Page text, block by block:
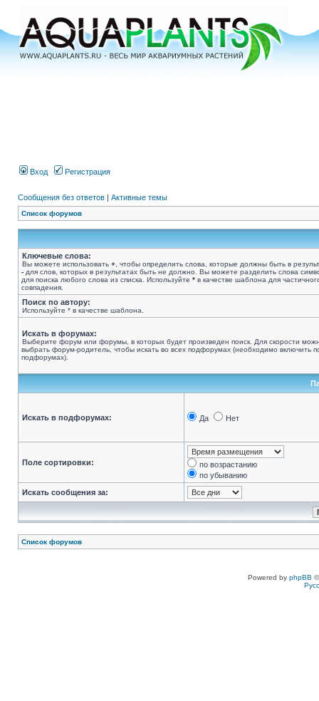
Вход Регистрация
Сообщения без ответов | Активные темы
Список форумов
Ключевые слова:
Вы можете использовать + , чтобы определить слова, которые должны быть в
- для слов, которых в результатах быть не должно. Вы можете разделить слова
для поиска любого слова из списка. Используйте * в качестве шаблона для
совпадения.
Поиск по автору:
Используйте * в качестве шаблона.
Искать в форумах:
Выберите форум или форумы, в которых будет произведен поиск. Для скорости
выбрать форум-родитель, чтобы искать во всех подфорумах (необходимо включить
подфорумах).
Искать в подфорумах: Да Нет
Поле сортировки:
по возрастанию
по убыванию
Искать сообщения за:
Список форумов
Powered by phpBB